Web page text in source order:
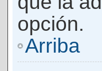
opción.
Arriba